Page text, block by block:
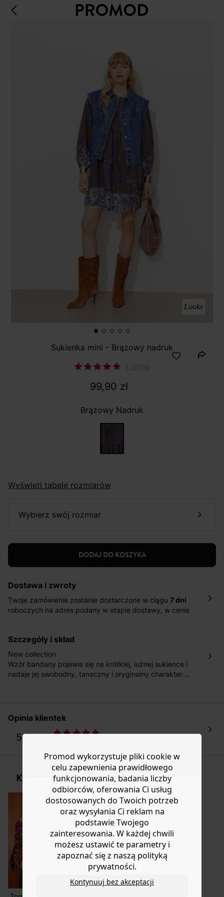
Do you want to be redirected to
www.promod.com ?
YES
Looks
Sukienka mini - Brązowy nadruk
99,90 zł
Brązowy Nadruk
Wyświetl tabelę rozmiarów
wybierz swój rozmiar
DODAJ DO KOSZYKA
Dostawa i zwroty
Twoje zamówienie zostanie dostarczone w ciągu 7 dni
roboczych na adres podany w etapie dostawy, w cenie
pośrednictwem DHL Express.
Nowość: Zamówienia dostarczamy w ciągu 4-6 dni
roboczych do wybranego przez Ciebie paczkomatu , a
koszt przesyłki wynosi 9,40 zł.
szczegóły i skład
New collection
Wzór bandany pojawia się na krótkiej, luźnej sukience i
nadaje jej swobodny, taneczny i oryginalny charakter.
pikowane. Ta sukienka damska zawiera wiskozę
pochodzącą z pulpy drzewnej z lasów zarządzanych w
sposób zrównoważony.
Opinia klientek
5.0
KUP STYLIZACJĘ
Promod wykorzystuje pliki cookie w
celu zapewnienia prawidłowego
funkcjonowania, badania liczby
odbiorców, oferowania Ci usług
dostosowanych do Twoich potrzeb
oraz wysyłania Ci reklam na
podstawie Twojego
zainteresowania. W każdej chwili
możesz ustawić te parametry i
zapoznać się z naszą polityką
prywatności.
Kontynuuj bez akceptacji